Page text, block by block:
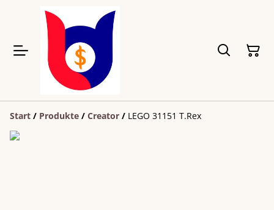
Start / Produkte / Creator / LEGO 31151 T.Rex